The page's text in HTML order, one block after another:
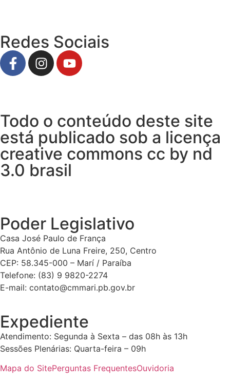
Redes Sociais
Todo o conteúdo deste site
está publicado sob a licença
creative commons cc by nd
3.0 brasil
Poder Legislativo
Casa José Paulo de França
Rua Antônio de Luna Freire, 250, Centro
CEP: 58.345-000 – Marí / Paraíba
Telefone: (83) 9 9820-2274
E-mail: contato@cmmari.pb.gov.br
Expediente
Atendimento: Segunda à Sexta – das 08h às 13h
Sessões Plenárias: Quarta-feira – 09h
Mapa do SitePerguntas FrequentesOuvidoria